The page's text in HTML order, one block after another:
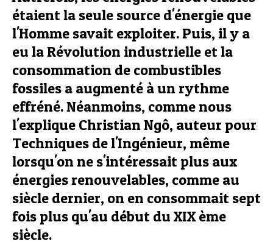
étaient la seule source d'énergie que
l'Homme savait exploiter. Puis, il y a
eu la Révolution industrielle et la
consommation de combustibles
fossiles a augmenté à un rythme
effréné. Néanmoins, comme nous
l'explique Christian Ngô, auteur pour
Techniques de l'Ingénieur, même
lorsqu'on ne s'intéressait plus aux
énergies renouvelables, comme au
siècle dernier, on en consommait sept
fois plus qu'au début du XIX ème
siècle.